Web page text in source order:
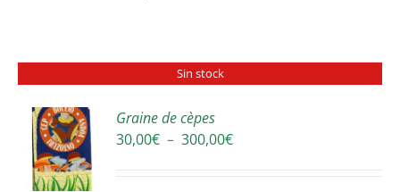
Sin stock
Graine de cèpes
30,00€ – 300,00€Plage